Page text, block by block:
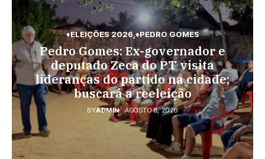
♦PEDRO GOMES ♦POLÍCIA
Pedro Gomes: URGENTE: Jovem é
morto na região do Cascalho;
polícia no local
ADMIN AGOSTO 8, 2026
♦ELEIÇÕES 2026 ♦PEDRO GOMES
Pedro Gomes: Ex-governador e
deputado Zeca do PT visita
lideranças do partido na cidade;
buscará a reeleição
BYADMIN AGOSTO 8, 2026
♦ESPORTES
Vini Jr. torna-se o brasileiro mais
bem pago; veja o top 10
BYADMIN AGOSTO 7, 2026